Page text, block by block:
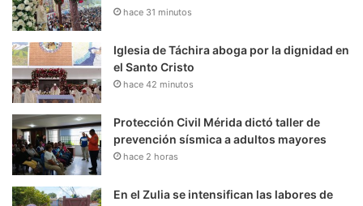
hace 31 minutos
Iglesia de Táchira aboga por la dignidad en
el Santo Cristo
hace 42 minutos
Protección Civil Mérida dictó taller de
prevención sísmica a adultos mayores
hace 2 horas
En el Zulia se intensifican las labores de